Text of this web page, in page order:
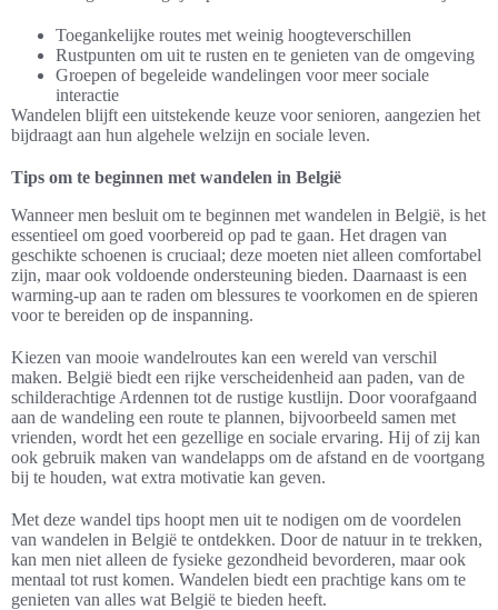
Toegankelijke routes met weinig hoogteverschillen
Rustpunten om uit te rusten en te genieten van de omgeving
Groepen of begeleide wandelingen voor meer sociale
interactie
Wandelen blijft een uitstekende keuze voor senioren, aangezien het
bijdraagt aan hun algehele welzijn en sociale leven.
Tips om te beginnen met wandelen in België
Wanneer men besluit om te beginnen met wandelen in België, is het
essentieel om goed voorbereid op pad te gaan. Het dragen van
geschikte schoenen is cruciaal; deze moeten niet alleen comfortabel
zijn, maar ook voldoende ondersteuning bieden. Daarnaast is een
warming-up aan te raden om blessures te voorkomen en de spieren
voor te bereiden op de inspanning.
Kiezen van mooie wandelroutes kan een wereld van verschil
maken. België biedt een rijke verscheidenheid aan paden, van de
schilderachtige Ardennen tot de rustige kustlijn. Door voorafgaand
aan de wandeling een route te plannen, bijvoorbeeld samen met
vrienden, wordt het een gezellige en sociale ervaring. Hij of zij kan
ook gebruik maken van wandelapps om de afstand en de voortgang
bij te houden, wat extra motivatie kan geven.
Met deze wandel tips hoopt men uit te nodigen om de voordelen
van wandelen in België te ontdekken. Door de natuur in te trekken,
kan men niet alleen de fysieke gezondheid bevorderen, maar ook
mentaal tot rust komen. Wandelen biedt een prachtige kans om te
genieten van alles wat België te bieden heeft.